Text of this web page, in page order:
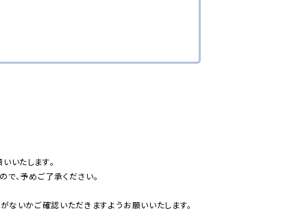
いたします。
、予めご了承ください。
ないかご確認いただきますようお願いいたします。